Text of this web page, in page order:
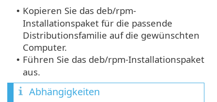
• Kopieren Sie das deb/rpm-
Installationspaket für die passende
Distributionsfamilie auf die gewünschten
Computer.
• Führen Sie das deb/rpm-Installationspaket
aus.
Abhängigkeiten